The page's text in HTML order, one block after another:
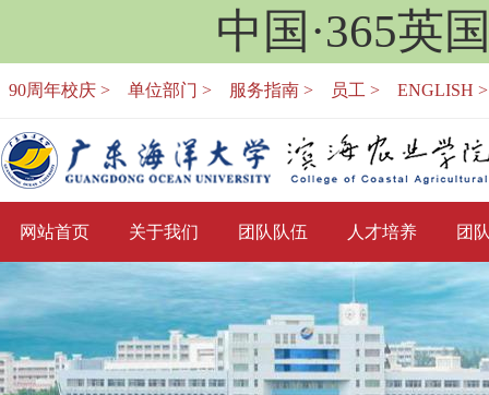
中国·365英
90周年校庆 > 单位部门 > 服务指南 > 员工 > ENGLISH >
网站首页 关于我们 团队队伍 人才培养 团